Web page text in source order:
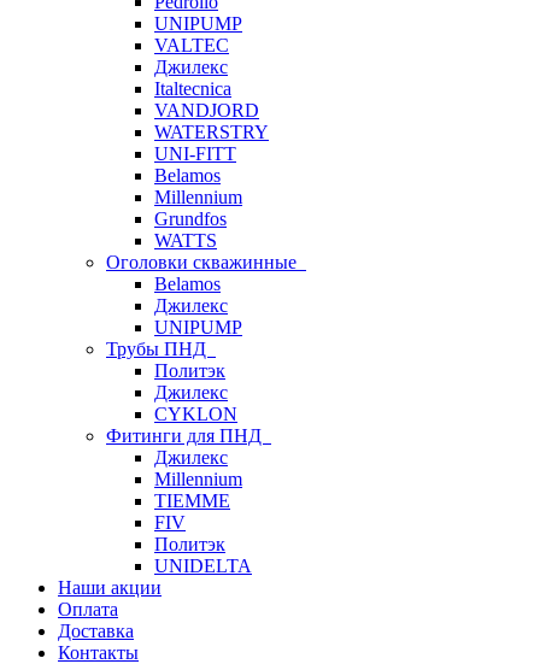
UNIPUMP
VALTEC
Джилекс
Italtecnica
VANDJORD
WATERSTRY
UNI-FITT
Belamos
Millennium
Grundfos
WATTS
Оголовки скважинные
Belamos
Джилекс
UNIPUMP
Трубы ПНД
Политэк
Джилекс
CYKLON
Фитинги для ПНД
Джилекс
Millennium
TIEMME
FIV
Политэк
UNIDELTA
Наши акции
Оплата
Доставка
Контакты